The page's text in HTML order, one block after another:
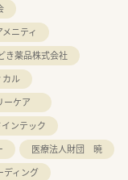
ニティ
き薬品株式会社
カル
ーケア
ンテック
医療法人財団 暁
ディング